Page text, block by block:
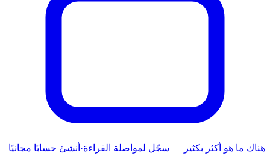
هناك ما هو أكثر بكثير — سجّل لمواصلة القراءة· أنشئ حسابًا مجانيًا